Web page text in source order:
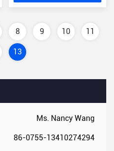
Ms. Nancy Wang
86-0755-13410274294
8 9 10 11
13